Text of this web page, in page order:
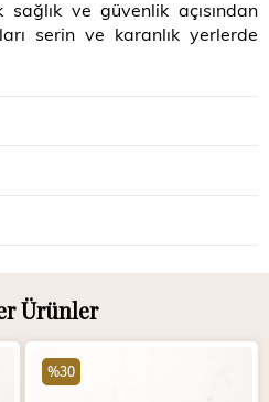
ve güvenlik açısından
serin ve karanlık yerlerde
Ürünler
%30